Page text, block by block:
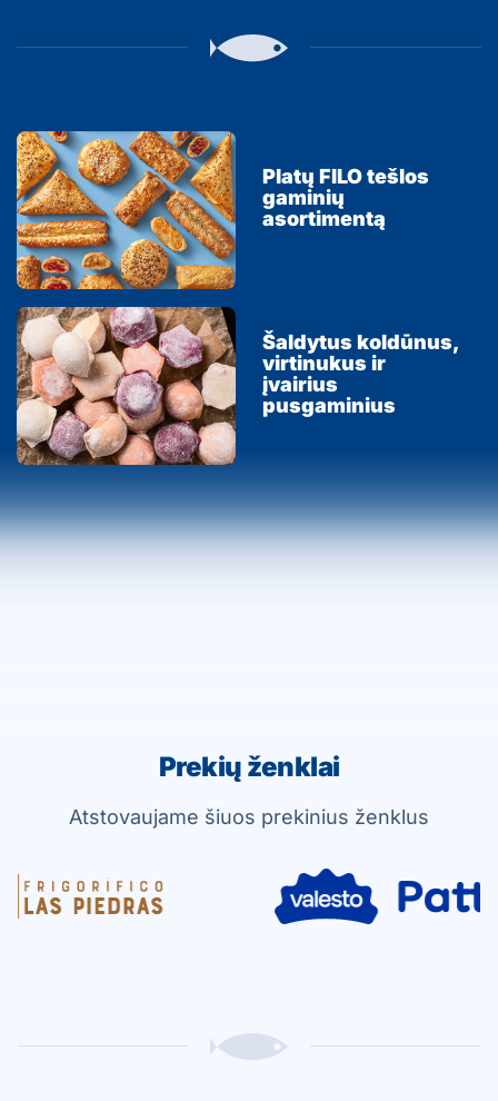
Platų FILO tešlos
gaminių
asortimentą
Šaldytus koldūnus,
virtinukus ir
įvairius
pusgaminius
Prekių ženklai
Atstovaujame šiuos prekinius ženklus